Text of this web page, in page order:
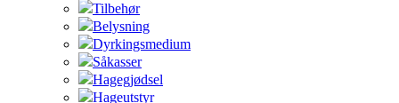
Tilbehør
Belysning
Dyrkingsmedium
Såkasser
Hagegjødsel
Hageutstyr